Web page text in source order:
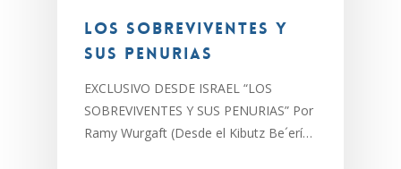
LOS SOBREVIVENTES Y
SUS PENURIAS
EXCLUSIVO DESDE ISRAEL “LOS
SOBREVIVENTES Y SUS PENURIAS” Por
Ramy Wurgaft (Desde el Kibutz Be´erí…